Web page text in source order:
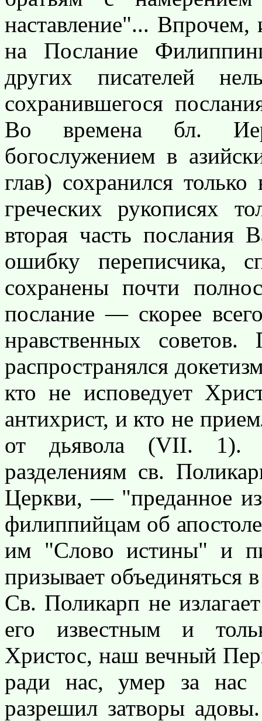
наставление"...
на Послание
других писателей
сохранившегося
Во времена бл.
богослужением в
глав) сохранился
греческих рукописях
вторая часть послания
ошибку переписчика,
сохранены почти
послание — скорее
нравственных
распространялся
кто не исповедует
антихрист, и кто не
от дьявола (VII. 1).
разделениям св.
Церкви, — "преданное
филиппийцам об
им "Слово истины" и
призывает объединяться
Св. Поликарп не
его известным и
Христос, наш вечный
ради нас, умер за
разрешил затворы